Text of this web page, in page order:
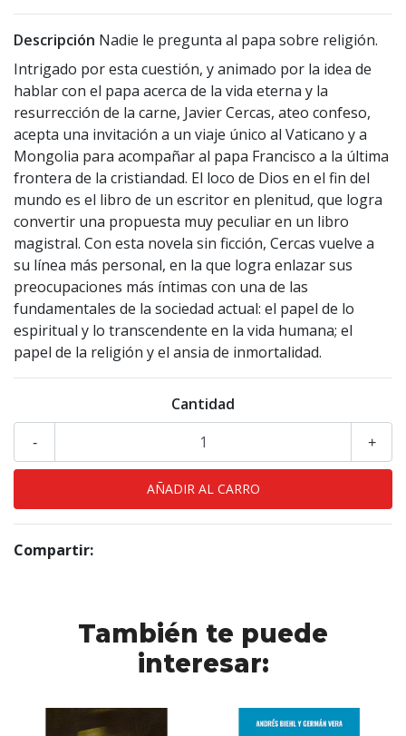
Descripción Nadie le pregunta al papa sobre religión.
Intrigado por esta cuestión, y animado por la idea de
hablar con el papa acerca de la vida eterna y la
resurrección de la carne, Javier Cercas, ateo confeso,
acepta una invitación a un viaje único al Vaticano y a
Mongolia para acompañar al papa Francisco a la última
frontera de la cristiandad. El loco de Dios en el fin del
mundo es el libro de un escritor en plenitud, que logra
convertir una propuesta muy peculiar en un libro
magistral. Con esta novela sin ficción, Cercas vuelve a
su línea más personal, en la que logra enlazar sus
preocupaciones más íntimas con una de las
fundamentales de la sociedad actual: el papel de lo
espiritual y lo transcendente en la vida humana; el
papel de la religión y el ansia de inmortalidad.
Cantidad
+
-
Compartir:
También te puede
interesar: